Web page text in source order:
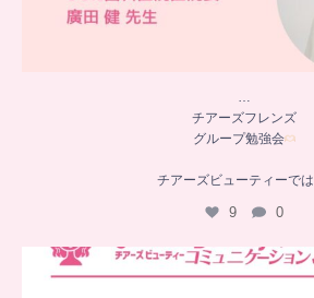
…
チアーズフレンズ
グループ勉強会
チアーズビューティーでは
9 0
..